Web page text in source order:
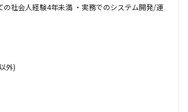
の社会人経験4年未満 ・実務でのシステム開発/運
外)